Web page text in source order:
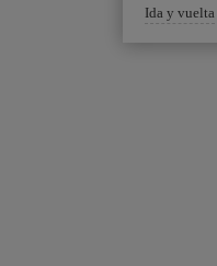
Seleccione
una
opción
Ida y vuelta